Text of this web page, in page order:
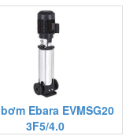
Ebara EVMSG20
3F5/4.0